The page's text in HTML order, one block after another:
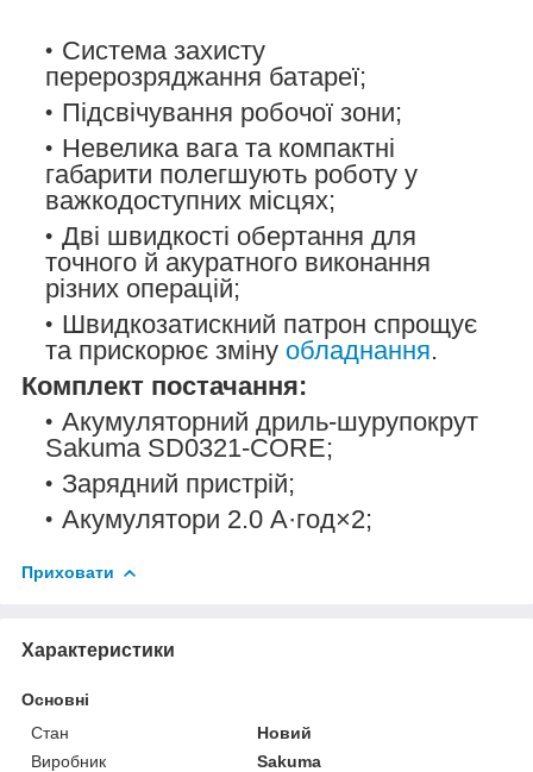
Система захисту
перерозряджання батареї;
Підсвічування робочої зони;
Невелика вага та компактні
габарити полегшують роботу у
важкодоступних місцях;
Дві швидкості обертання для
точного й акуратного виконання
різних операцій;
Швидкозатискний патрон спрощує
та прискорює зміну обладнання.
Комплект постачання:
Акумуляторний дриль-шурупокрут
Sakuma SD0321-CORE;
Зарядний пристрій;
Акумулятори 2.0 А·год×2;
Приховати
Характеристики
Основні
Стан
Новий
Виробник
Sakuma